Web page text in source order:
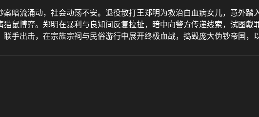
案暗流涌动，社会动荡不安。退役散打王郑明为救治白血病女儿，意外
鼠博弈。郑明在暴利与良知间反复拉扯，暗中向警方传递线索，试图戴
手出击，在宗族宗祠与民俗游行中展开终极血战，捣毁庞大伪钞帝国，